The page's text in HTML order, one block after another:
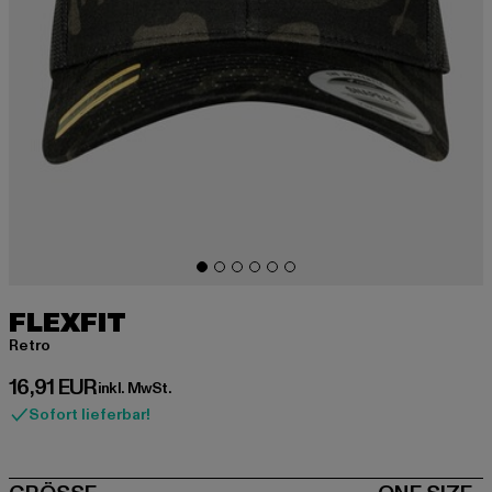
FLEXFIT
Retro
16,91 EUR
Derzeitiger Preis: 16,91 EUR
inkl. MwSt.
Sofort lieferbar!